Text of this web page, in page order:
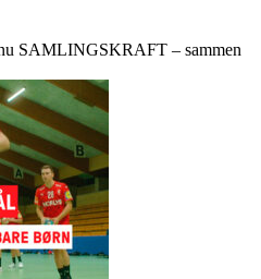
SAMLINGSKRAFT – sammen